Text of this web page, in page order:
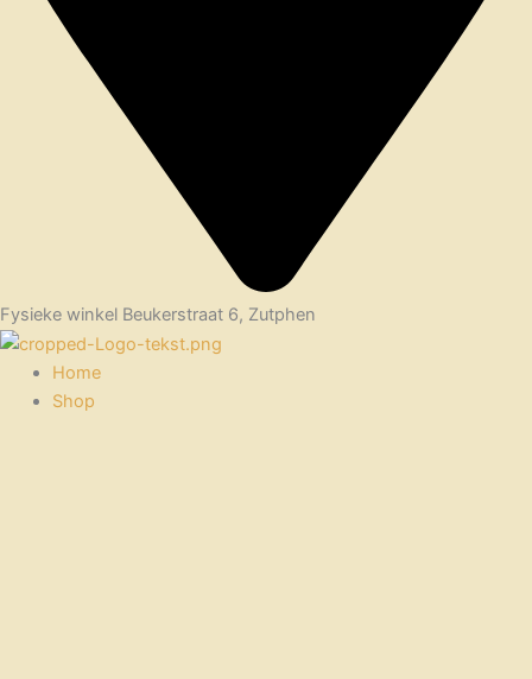
Fysieke winkel Beukerstraat 6, Zutphen
Home
Shop